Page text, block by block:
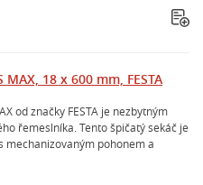
MAX, 18 x 600 mm, FESTA
od značky FESTA je nezbytným
řemeslníka. Tento špičatý sekáč je
mechanizovaným pohonem a